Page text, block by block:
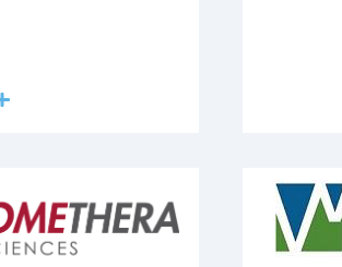
Lire la suite